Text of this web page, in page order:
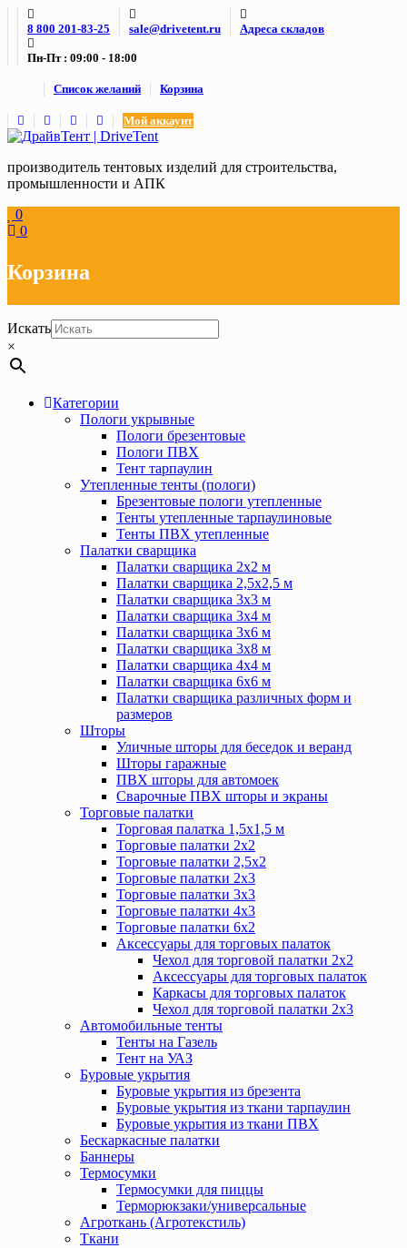
Skip
content
8 800 201-83-25 sale@drivetent.ru Адреса складов
Пн-Пт : 09:00 - 18:00
Список желаний Корзина
Мой аккаунт
производитель тентовых изделий для строительства,
промышленности и АПК
0
0
Корзина
Искать
×
Категории
Пологи укрывные
Пологи брезентовые
Пологи ПВХ
Тент тарпаулин
Утепленные тенты (пологи)
Брезентовые пологи утепленные
Тенты утепленные тарпаулиновые
Тенты ПВХ утепленные
Палатки сварщика
Палатки сварщика 2х2 м
Палатки сварщика 2,5х2,5 м
Палатки сварщика 3х3 м
Палатки сварщика 3х4 м
Палатки сварщика 3х6 м
Палатки сварщика 3х8 м
Палатки сварщика 4х4 м
Палатки сварщика 6х6 м
Палатки сварщика различных форм и
размеров
Шторы
Уличные шторы для беседок и веранд
Шторы гаражные
ПВХ шторы для автомоек
Сварочные ПВХ шторы и экраны
Торговые палатки
Торговая палатка 1,5х1,5 м
Торговые палатки 2х2
Торговые палатки 2,5х2
Торговые палатки 2х3
Торговые палатки 3х3
Торговые палатки 4х3
Торговые палатки 6х2
Аксессуары для торговых палаток
Чехол для торговой палатки 2х2
Аксессуары для торговых палаток
Каркасы для торговых палаток
Чехол для торговой палатки 2х3
Автомобильные тенты
Тенты на Газель
Тент на УАЗ
Буровые укрытия
Буровые укрытия из брезента
Буровые укрытия из ткани тарпаулин
Буровые укрытия из ткани ПВХ
Бескаркасные палатки
Баннеры
Термосумки
Термосумки для пиццы
Терморюкзаки/универсальные
Агроткань (Агротекстиль)
Ткани